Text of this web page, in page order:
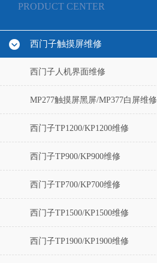
PRODUCT CENTER
西门子触摸屏维修
西门子人机界面维修
MP277触摸屏黑屏/MP377白屏维修
西门子TP1200/KP1200维修
西门子TP900/KP900维修
西门子TP700/KP700维修
西门子TP1500/KP1500维修
西门子TP1900/KP1900维修